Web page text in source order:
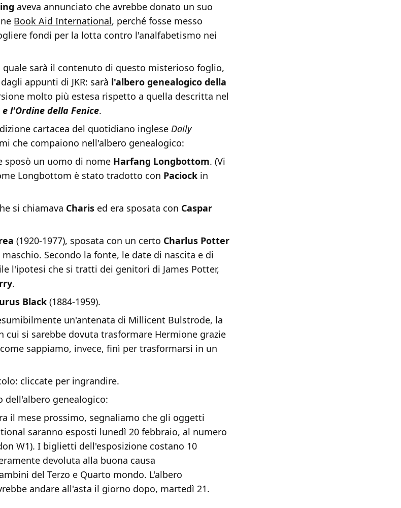
aveva annunciato che avrebbe donato un suo
Book Aid International, perché fosse messo
fondi per la lotta contro l'analfabetismo nei
quale sarà il contenuto di questo misterioso foglio,
appunti di JKR: sarà l'albero genealogico della
molto più estesa rispetto a quella descritta nel
l'Ordine della Fenice.
cartacea del quotidiano inglese Daily
che compaiono nell'albero genealogico:
sposò un uomo di nome Harfang Longbottom. (Vi
Longbottom è stato tradotto con Paciock in
si chiamava Charis ed era sposata con Caspar
(1920-1977), sposata con un certo Charlus Potter
Secondo la fonte, le date di nascita e di
l'ipotesi che si tratti dei genitori di James Potter,
.
Black (1884-1959).
un'antenata di Millicent Bulstrode, la
cui si sarebbe dovuta trasformare Hermione grazie
sappiamo, invece, finì per trasformarsi in un
cliccate per ingrandire.
dell'albero genealogico:
il mese prossimo, segnaliamo che gli oggetti
saranno esposti lunedì 20 febbraio, al numero
W1). I biglietti dell'esposizione costano 10
devoluta alla buona causa
del Terzo e Quarto mondo. L'albero
andare all'asta il giorno dopo, martedì 21.